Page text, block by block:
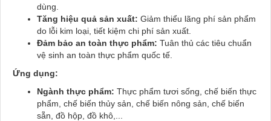
dùng.
Tăng hiệu quả sản xuất: Giảm thiểu lãng phí sản phẩm
do lỗi kim loại, tiết kiệm chi phí sản xuất.
Đảm bảo an toàn thực phẩm: Tuân thủ các tiêu chuẩn
vệ sinh an toàn thực phẩm quốc tế.
Ứng dụng:
Ngành thực phẩm: Thực phẩm tươi sống, chế biến thực
phẩm, chế biến thủy sản, chế biến nông sản, chế biến
sẵn, đồ hộp, đồ khô,...